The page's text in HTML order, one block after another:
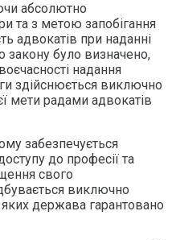
абсолютно
та з метою запобігання
адвокатів при наданні
закону було визначено,
надання
здійснюється виключно
мети радами адвокатів
забезпечується
до професії та
свого
виключно
держава гарантовано